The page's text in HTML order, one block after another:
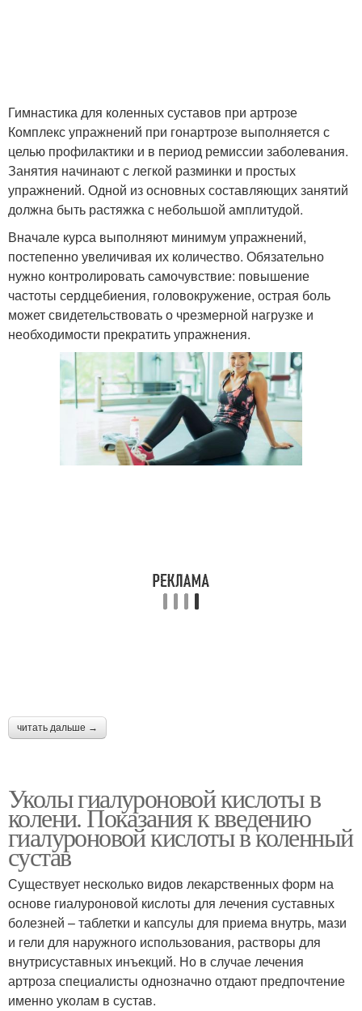
Наколенники на
коленный сустав
Голеностопный сустав
Фиксатор для суставов Уколы для суставов
Суставы в домашних
критериях
Витафон для коленного
сустава
Витафон для суставов
Бандаж на коленный
сустав
Гимнастика для коленных суставов при артрозе
Комплекс упражнений при гонартрозе выполняется с
целью профилактики и в период ремиссии заболевания.
Занятия начинают с легкой разминки и простых
упражнений. Одной из основных составляющих занятий
должна быть растяжка с небольшой амплитудой.
Вначале курса выполняют минимум упражнений,
постепенно увеличивая их количество. Обязательно
нужно контролировать самочувствие: повышение
частоты сердцебиения, головокружение, острая боль
может свидетельствовать о чрезмерной нагрузке и
необходимости прекратить упражнения.
читать дальше →
Уколы гиалуроновой кислоты в
колени. Показания к введению
гиалуроновой кислоты в коленный
сустав
Существует несколько видов лекарственных форм на
основе гиалуроновой кислоты для лечения суставных
болезней – таблетки и капсулы для приема внутрь, мази
и гели для наружного использования, растворы для
внутрисуставных инъекций. Но в случае лечения
артроза специалисты однозначно отдают предпочтение
именно уколам в сустав.